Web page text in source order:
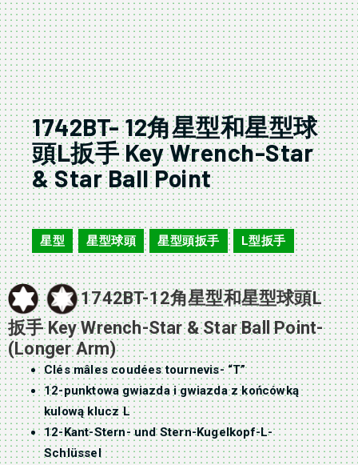
1742BT- 12角星型和星型球
頭L扳手 Key Wrench-Star
& Star Ball Point
1742BT
星型 , 星型球頭 , 星型頭扳手 , L型扳手
1742BT-12角星型和星型球頭L
扳手 Key Wrench-Star & Star Ball Point-
(Longer Arm)
Clés mâles coudées tournevis- “T”
12-punktowa gwiazda i gwiazda z końcówką
kulową klucz L
12-Kant-Stern- und Stern-Kugelkopf-L-
Schlüssel